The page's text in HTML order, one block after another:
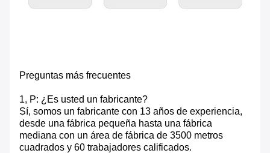
Preguntas más frecuentes
1, P: ¿Es usted un fabricante?
Sí, somos un fabricante con 13 años de experiencia,
desde una fábrica pequeña hasta una fábrica
mediana con un área de fábrica de 3500 metros
cuadrados y 60 trabajadores calificados.